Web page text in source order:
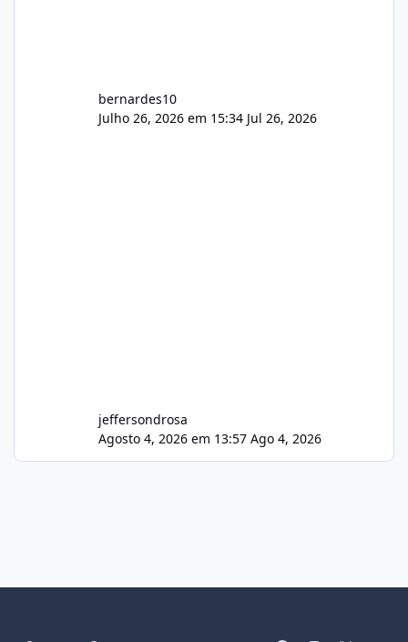
bernardes10
Julho 26, 2026 em 15:34 Jul 26, 2026
jeffersondrosa
Agosto 4, 2026 em 13:57 Ago 4, 2026